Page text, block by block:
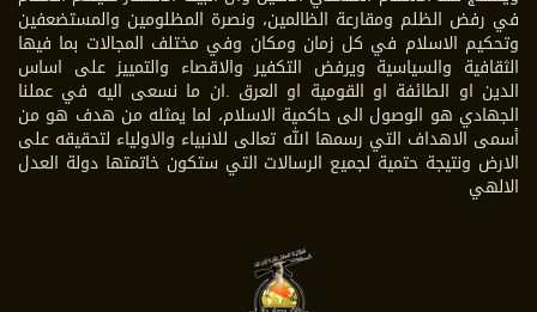
في رفض الظلم ومقارعة الظالمين، ونصرة المظلومين والمستضعفين
وتحكيم الاسلام في كل زمان ومكان وفي مختلف المجالات بما فيها
الثقافية والسياسية ويرفض التكفير والاقصاء والتمييز على اساس
الدين او الطائفة او القومية او العرق .ان ما نسعى اليه في عملنا
الجهادي هو الوصول الى حاكمية الاسلام، لما يمثله من هدف هو من
أسمى الاهداف التي رسمها الله تعالى للانبياء والاولياء لتحقيقه على
الارض ونتيجة حتمية لجميع الرسالات التي ستكون خاتمتها دولة العدل
الالهي